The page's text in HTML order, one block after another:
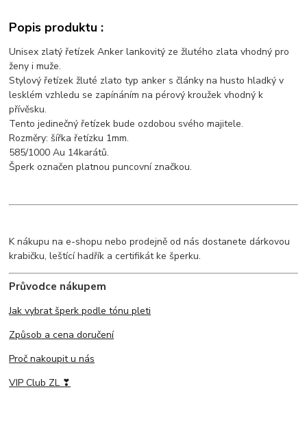
Popis produktu :
Unisex zlatý řetízek Anker lankovitý ze žlutého zlata vhodný pro
ženy i muže.
Stylový řetízek žluté zlato typ anker s články na husto hladký v
lesklém vzhledu se zapínáním na pérový kroužek vhodný k
přívěsku.
Tento jedinečný řetízek bude ozdobou svého majitele.
Rozměry: šířka řetízku 1mm.
585/1000 Au 14karátů.
Šperk označen platnou puncovní značkou.
K nákupu na e-shopu nebo prodejně od nás dostanete dárkovou
krabičku, leštící hadřík a certifikát ke šperku.
Průvodce nákupem
Jak vybrat šperk podle tónu pleti
Způsob a cena doručení
Proč nakoupit u nás
VIP Club ZL ❣